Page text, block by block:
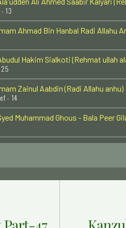
Ahmad Bin Hanbal Radi Allahu
25
Zainul Aabdin (Radi Allahu anhu)
- 14
Muhammad Ghous - Bala Peer